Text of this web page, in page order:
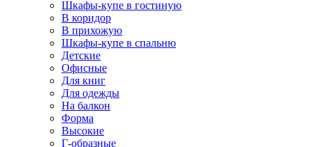
Шкафы-купе в гостиную
В коридор
В прихожую
Шкафы-купе в спальню
Детские
Офисные
Для книг
Для одежды
На балкон
Форма
Высокие
Г-образные